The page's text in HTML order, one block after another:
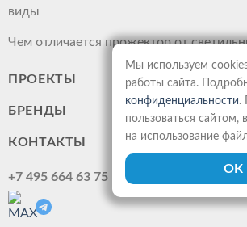
виды
Чем отличается прожектор от
ПРОЕКТЫ
БРЕНДЫ
КОНТАКТЫ
+7 495 664 63 75
Мы используем
работы сайта.
конфиденциальности.
пользоваться сайтом,
на использование